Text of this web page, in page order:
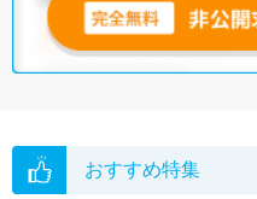
おすすめ特集